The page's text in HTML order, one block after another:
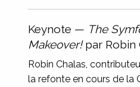
Keynote — The
Makeover!par Robin
Robin Chalas,
la refonte en cours de